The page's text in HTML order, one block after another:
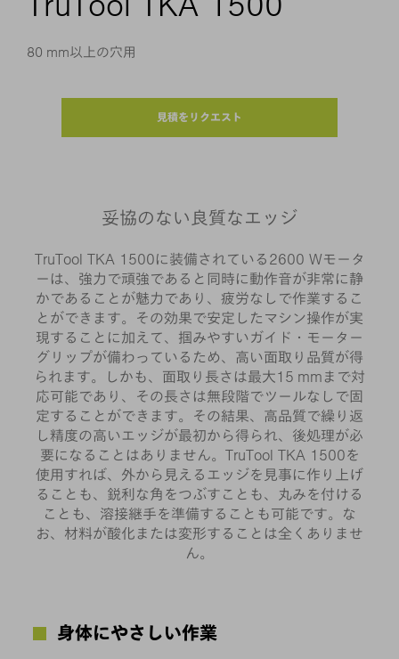
80 mm以上の穴用
見積をリクエスト
妥協のない良質なエッジ
TruTool TKA 1500に装備されている2600 Wモータ
ーは、強力で頑強であると同時に動作音が非常に静
かであることが魅力であり、疲労なしで作業するこ
とができます。その効果で安定したマシン操作が実
現することに加えて、掴みやすいガイド・モーター
グリップが備わっているため、高い面取り品質が得
られます。しかも、面取り長さは最大15 mmまで対
応可能であり、その長さは無段階でツールなしで固
定することができます。その結果、高品質で繰り返
し精度の高いエッジが最初から得られ、後処理が必
要になることはありません。TruTool TKA 1500を
使用すれば、外から見えるエッジを見事に作り上げ
ることも、鋭利な角をつぶすことも、丸みを付ける
ことも、溶接継手を準備することも可能です。な
お、材料が酸化または変形することは全くありませ
ん。
身体にやさしい作業